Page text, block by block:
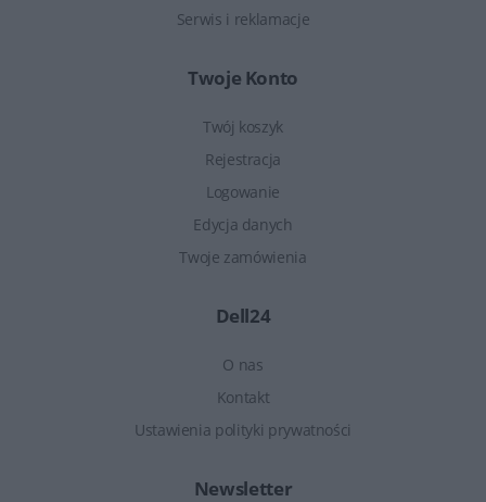
Serwis i reklamacje
Twoje Konto
Twój koszyk
Rejestracja
Logowanie
Edycja danych
Twoje zamówienia
Dell24
O nas
Kontakt
Ustawienia polityki prywatności
Newsletter